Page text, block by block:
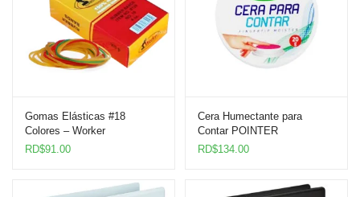
Gomas Elásticas #18
Colores – Worker
RD$91.00
Cera Humectante para
Contar POINTER
RD$134.00